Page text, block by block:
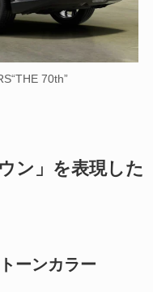
70th”
ン」を表現した
ーンカラー